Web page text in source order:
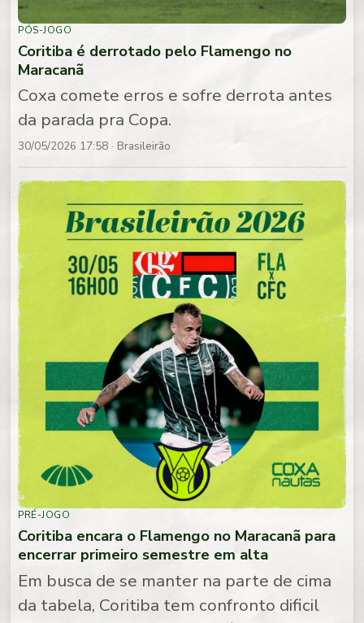
PÓS-JOGO
Coritiba é derrotado pelo Flamengo no
Maracanã
Coxa comete erros e sofre derrota antes
da parada pra Copa.
30/05/2026 17:58 · Brasileirão
PRÉ-JOGO
Coritiba encara o Flamengo no Maracanã para
encerrar primeiro semestre em alta
Em busca de se manter na parte de cima
da tabela, Coritiba tem confronto dificil